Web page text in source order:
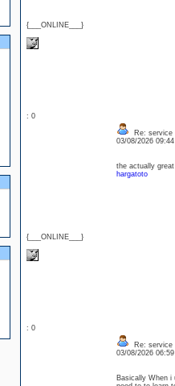
{___ONLINE___}
: 0
{___ONLINE___}
Re: service
03/08/2026
the actually
hargatoto
: 0
Re: service
03/08/2026
Basically When i